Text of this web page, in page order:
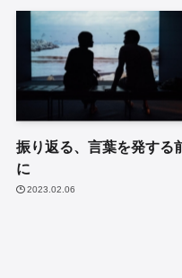
振り返る、言葉を発する
に
2023.02.06